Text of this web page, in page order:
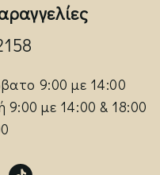
9:00 με 14:00
με 14:00 & 18:00